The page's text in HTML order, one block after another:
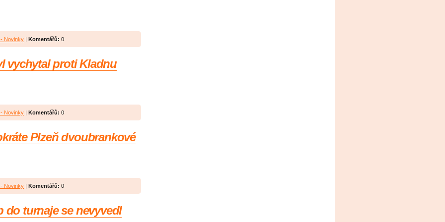
Novinky | Komentářů: 0
vychytal proti Kladnu
Novinky | Komentářů: 0
Plzeň dvoubrankové
Novinky | Komentářů: 0
do turnaje se nevyvedl